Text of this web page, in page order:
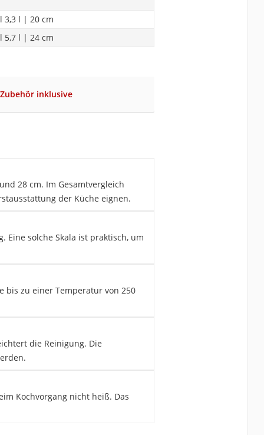
3,3 l | 20 cm
5,7 l | 24 cm
inklusive
28 cm. Im Gesamtvergleich
der Küche eignen.
Eine solche Skala ist praktisch, um
bis zu einer Temperatur von 250
die Reinigung. Die
Kochvorgang nicht heiß. Das